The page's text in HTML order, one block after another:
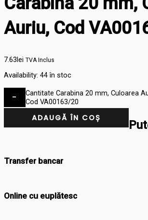
Auriu, Cod
7.63lei TVA Inclus
Availability: 44 în stoc
-
Cantitate Carabina 20 mm, Culoarea
Cod VA00163/20
ADAUGĂ ÎN COȘ
Transfer bancar
Online cu euplătesc